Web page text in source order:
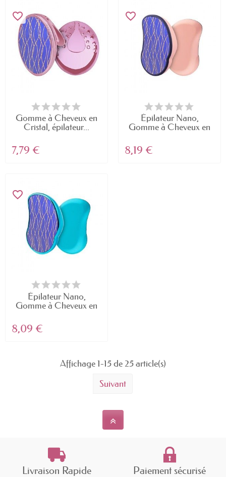
favorite_border
Gomme à Cheveux en
Cristal, épilateur...
7,79 €
favorite_border
Épilateur Nano,
Gomme à Cheveux en
8,19 €
favorite_border
Épilateur Nano,
Gomme à Cheveux en
8,09 €
Affichage 1-15 de 25 article(s)
Suivant
Livraison Rapide Paiement sécurisé